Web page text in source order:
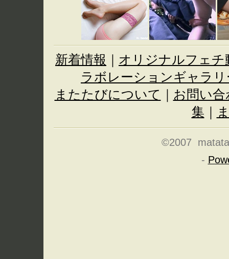
新着情報
オリジナルフェチ
ラボレーションギャラリ
またたびについて
お問い合
集
©2007
-